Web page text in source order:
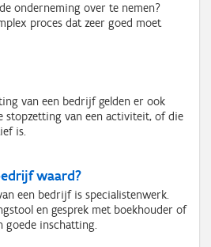
onderneming over te nemen?
proces dat zeer goed moet
van een bedrijf gelden er ook
stopzetting van een activiteit, of die
is.
waard?
een bedrijf is specialistenwerk.
en gesprek met boekhouder of
goede inschatting.